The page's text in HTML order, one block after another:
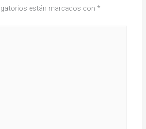
están marcados con*